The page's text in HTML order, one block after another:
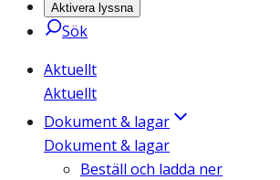
Aktivera lyssna
Sök
Aktuellt
Aktuellt
Dokument & lagar
Dokument & lagar
Beställ och ladda ner